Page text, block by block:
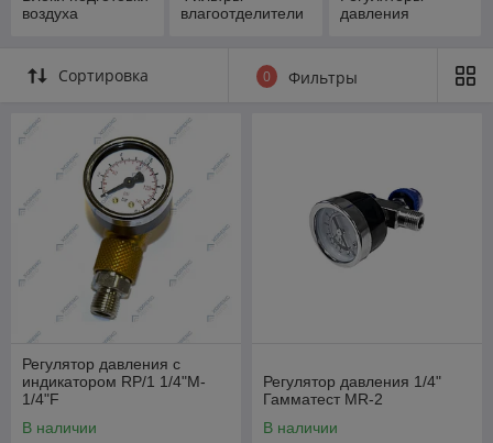
воздуха
влагоотделители
давления
Сортировка 0 Фильтры
Регулятор давления с
индикатором RP/1 1/4"M-
1/4"F
В наличии
Регулятор давления 1/4"
Гамматест MR-2
В наличии